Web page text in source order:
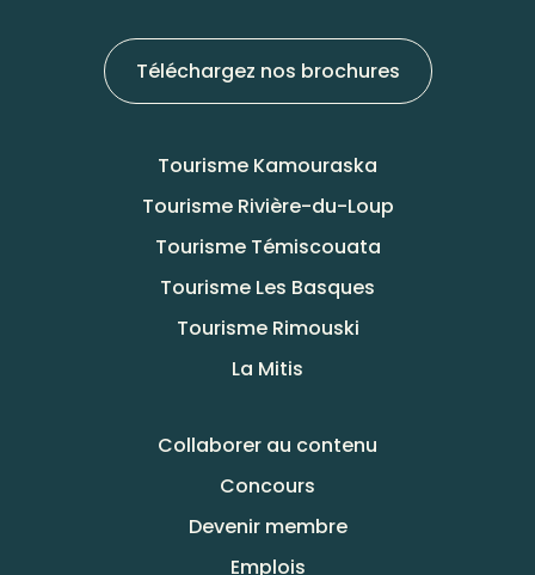
Téléchargez nos brochures
Tourisme Kamouraska
Tourisme Rivière-du-Loup
Tourisme Témiscouata
Tourisme Les Basques
Tourisme Rimouski
La Mitis
Collaborer au contenu
Concours
Devenir membre
Emplois